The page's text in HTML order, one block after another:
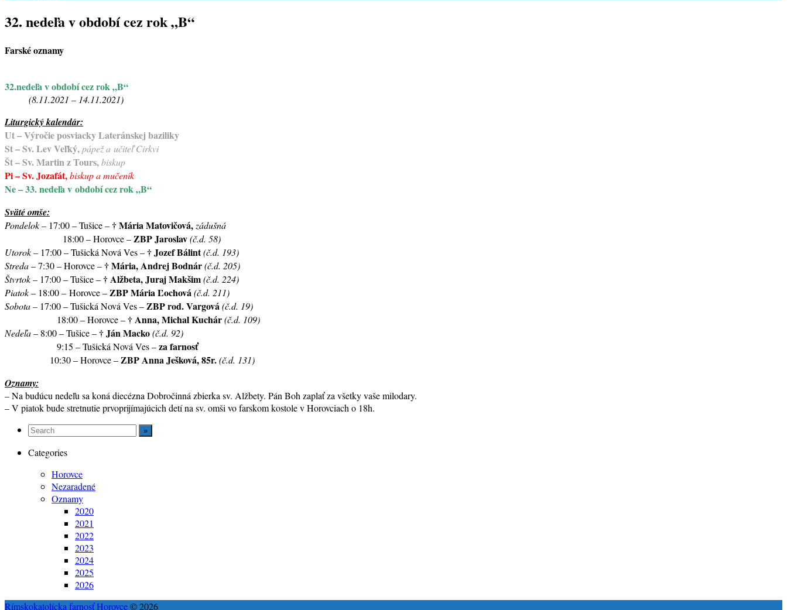
32. nedeľa v období cez rok „B“
Farské oznamy
32.nedeľa v období cez rok „B“
(8.11.2021 – 14.11.2021)
Liturgický kalendár:
Ut – Výročie posviacky Lateránskej baziliky
St – Sv. Lev Veľký,pápež a učiteľ Cirkvi
Št – Sv. Martin z Tours,biskup
Pi – Sv. Jozafát,biskup a mučeník
Ne – 33. nedeľa v období cez rok „B“
Sväté omše:
Pondelok – 17:00 – Tušice –†Mária Matovičová, zádušná
18:00 – Horovce –ZBP Jaroslav(č.d. 58)
Utorok – 17:00 – Tušická Nová Ves –†Jozef Bálint(č.d. 193)
Streda– 7:30 – Horovce –†Mária, Andrej Bodnár(č.d. 205)
Štvrtok– 17:00 – Tušice –†Alžbeta, Juraj Makšim(č.d. 224)
Piatok– 18:00– Horovce –ZBP Mária Ľochová(č.d. 211)
Sobota – 17:00 – Tušická Nová Ves –ZBP rod. Vargová(č.d. 19)
18:00 – Horovce –†Anna, Michal Kuchár(č.d. 109)
Nedeľa– 8:00 – Tušice –†Ján Macko(č.d. 92)
9:15 – Tušická Nová Ves –za farnosť
10:30 – Horovce –ZBP Anna Ješková, 85r.(č.d. 131)
Oznamy:
– Na budúcu nedeľu sa koná diecézna Dobročinná zbierka sv. Alžbety. Pán Boh zaplať za všetky vaše milodary.
– V piatok bude stretnutie prvoprijímajúcich detí na sv. omši vo farskom kostole v Horovciach o 18h.
Categories
Horovce
Nezaradené
Oznamy
2020
2021
2022
2023
2024
2025
2026
Rímskokatolícka farnosť Horovce© 2026